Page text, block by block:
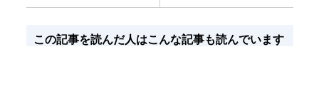
この記事を読んだ人はこんな記事も読んでいます